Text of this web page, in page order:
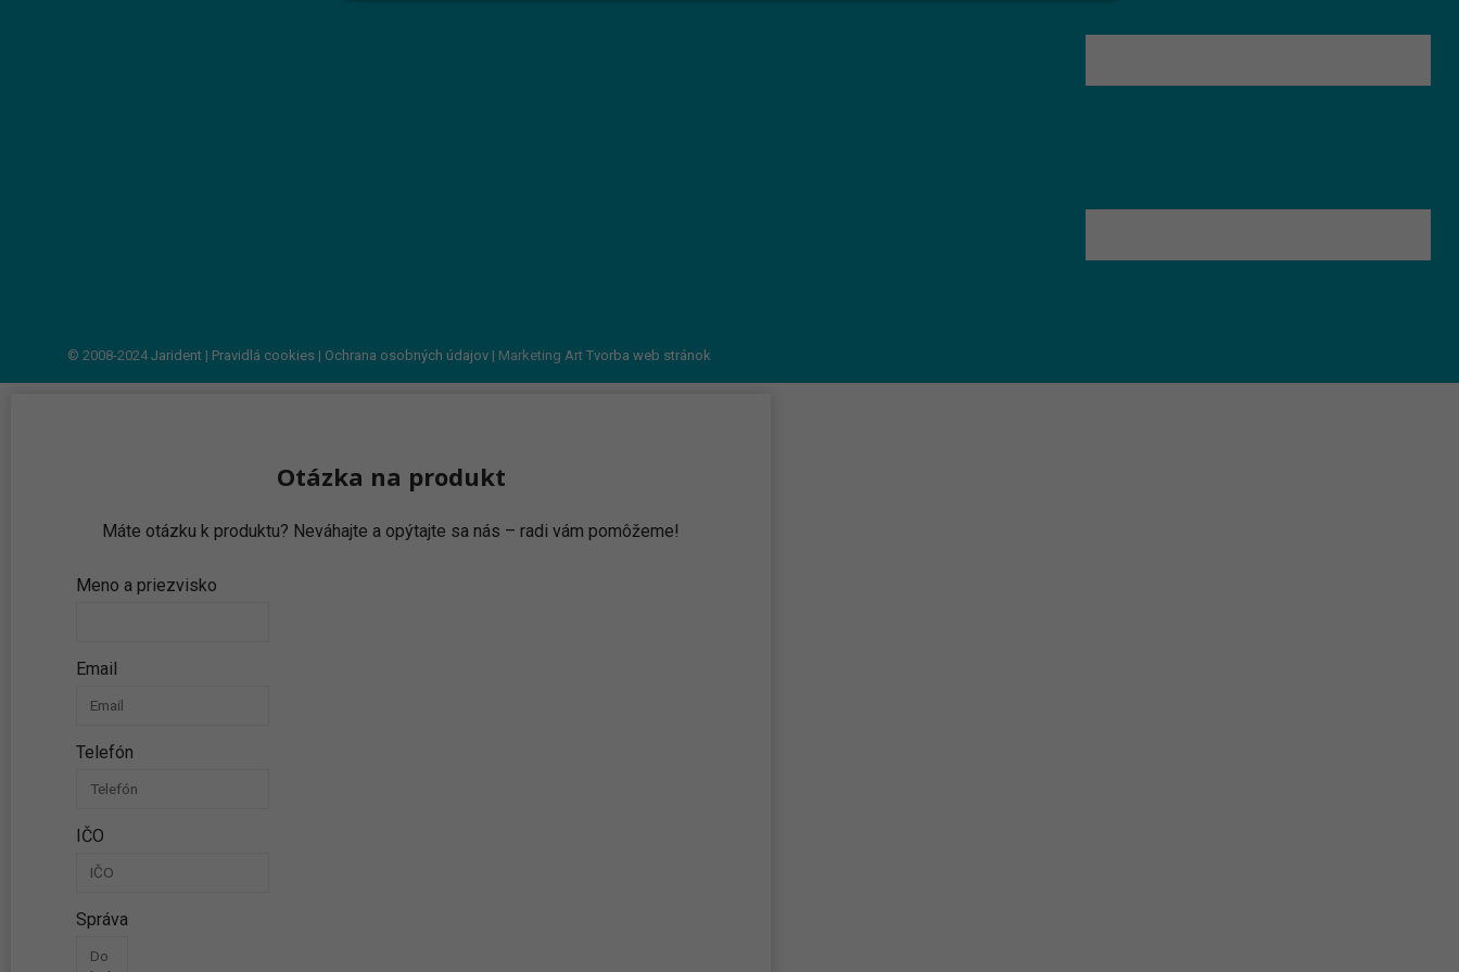
© 2008-2024Jarident | Pravidlá cookies | Ochrana osobných údajov | Marketing Art Tvorba web stránok
Otázka na produkt
Máte otázku k produktu? Neváhajte a opýtajte sa nás – radi vám pomôžeme!
Meno a priezvisko
Email
Telefón
IČO
Správa